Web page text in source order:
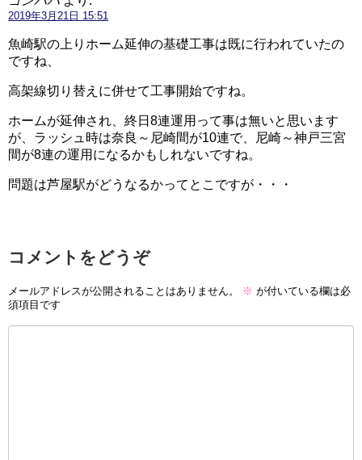
2019年3月21日 15:51
魚崎駅の上りホーム延伸の基礎工事は既に行われていたの
ですね、
高架線切り替えに併せて工事開始ですね。
ホームが延伸され、終日8連運用って事は無いと思います
が、ラッシュ時は奈良～尼崎間が10連で、尼崎～神戸三宮
間が8連の運用になるかもしれないですね。
問題は芦屋駅がどうなるかってとこですが・・・
コメントをどうぞ
メールアドレスが公開されることはありません。 ※ が付いている欄は必
須項目です